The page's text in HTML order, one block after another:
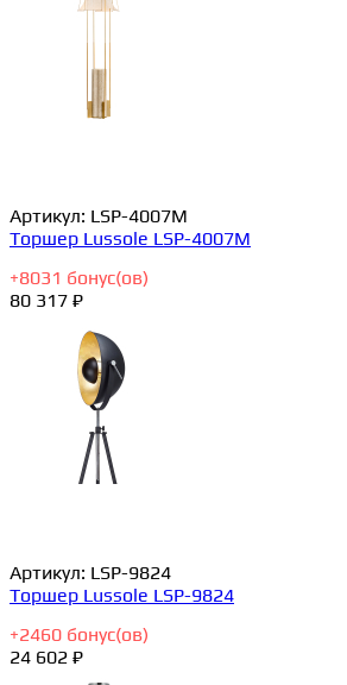
Артикул: LSP-4007M
Торшер Lussole LSP-4007M
+8031 бонус(ов)
80 317 ₽
Артикул: LSP-9824
Торшер Lussole LSP-9824
+2460 бонус(ов)
24 602 ₽